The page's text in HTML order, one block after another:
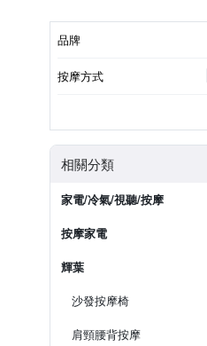
品牌
按摩方式
相關分類
家電/冷氣/視聽/按摩
按摩家電
輝葉
沙發按摩椅
肩頸腰背按摩